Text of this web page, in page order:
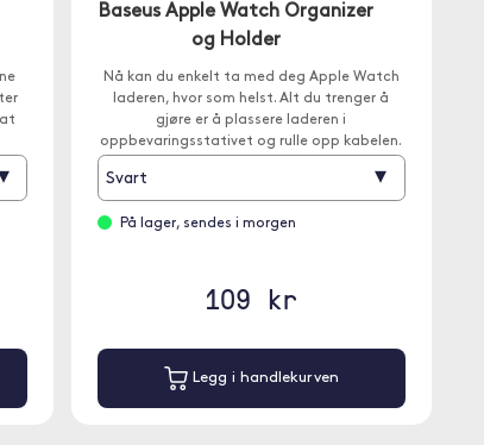
Baseus Apple Watch Organizer
og Holder
Nå kan du enkelt ta med deg Apple Watch
laderen, hvor som helst. Alt du trenger å
gjøre er å plassere laderen i
oppbevaringsstativet og rulle opp kabelen.
Svart ▾
På lager, sendes i morgen
109 kr
Legg i handlekurven